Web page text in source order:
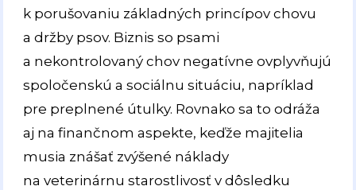
k porušovaniu základných princípov chovu
a držby psov. Biznis so psami
a nekontrolovaný chov negatívne ovplyvňujú
spoločenskú a sociálnu situáciu, napríklad
pre preplnené útulky. Rovnako sa to odráža
aj na finančnom aspekte, keďže majitelia
musia znášať zvýšené náklady
na veterinárnu starostlivosť v dôsledku